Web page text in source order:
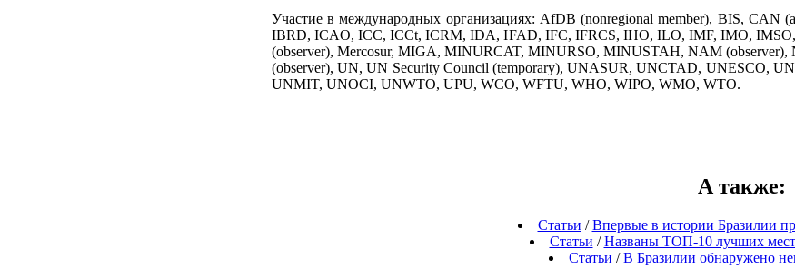
Участие в международных организациях: AfDB (nonregional member), BIS, CAN
IBRD, ICAO, ICC, ICCt, ICRM, IDA, IFAD, IFC, IFRCS, IHO, ILO, IMF, IMO,
(observer), Mercosur, MIGA, MINURCAT, MINURSO, MINUSTAH, NAM (observer),
(observer), UN, UN Security Council (temporary), UNASUR, UNCTAD, UNESCO,
UNMIT, UNOCI, UNWTO, UPU, WCO, WFTU, WHO, WIPO, WMO, WTO.
А также:
Статьи /Впервые в истории Бразилии
Статьи /Названы ТОП-10 лучших мест
Статьи /В Бразилии обнаружено